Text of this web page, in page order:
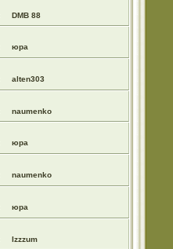
DMB 88
юра
alten303
naumenko
юра
naumenko
юра
Izzzum